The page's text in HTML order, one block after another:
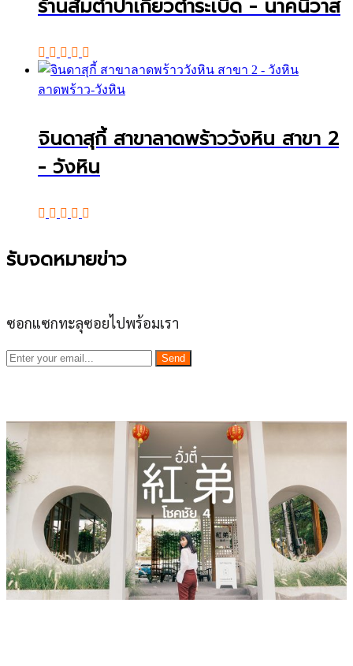
ร้านส้มตำปาเกียวตำระเบิด - นาคนิวาส
ลาดพร้าว-วังหิน
จินดาสุกี้ สาขาลาดพร้าววังหิน สาขา 2
- วังหิน
รับจดหมายข่าว
ซอกแซกทะลุซอยไปพร้อมเรา
Send